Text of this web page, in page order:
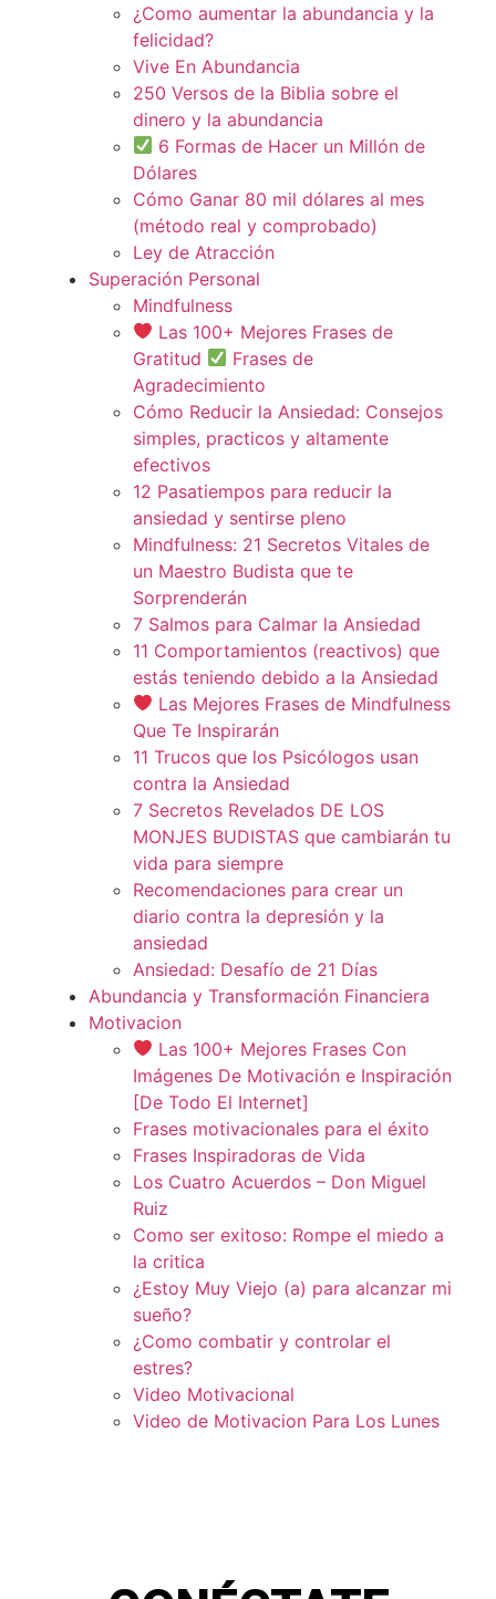
¿Como aumentar la abundancia y la
felicidad?
Vive En Abundancia
250 Versos de la Biblia sobre el
dinero y la abundancia
6 Formas de Hacer un Millón de
Dólares
Cómo Ganar 80 mil dólares al mes
(método real y comprobado)
Ley de Atracción
Superación Personal
Mindfulness
Las 100+ Mejores Frases de
Gratitud
Frases de
Agradecimiento
Cómo Reducir la Ansiedad: Consejos
simples, practicos y altamente
efectivos
12 Pasatiempos para reducir la
ansiedad y sentirse pleno
Mindfulness: 21 Secretos Vitales de
un Maestro Budista que te
Sorprenderán
7 Salmos para Calmar la Ansiedad
11 Comportamientos (reactivos) que
estás teniendo debido a la Ansiedad
Las Mejores Frases de Mindfulness
Que Te Inspirarán
11 Trucos que los Psicólogos usan
contra la Ansiedad
7 Secretos Revelados DE LOS
MONJES BUDISTAS que cambiarán tu
vida para siempre
Recomendaciones para crear un
diario contra la depresión y la
ansiedad
Ansiedad: Desafío de 21 Días
Abundancia y Transformación Financiera
Motivacion
Las 100+ Mejores Frases Con
Imágenes De Motivación e Inspiración
[De Todo El Internet]
Frases motivacionales para el éxito
Frases Inspiradoras de Vida
Los Cuatro Acuerdos – Don Miguel
Ruiz
Como ser exitoso: Rompe el miedo a
la critica
¿Estoy Muy Viejo (a) para alcanzar mi
sueño?
¿Como combatir y controlar el
estres?
Video Motivacional
Video de Motivacion Para Los Lunes